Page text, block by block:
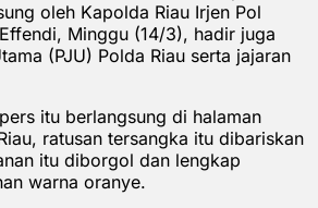
oleh Kapolda Riau Irjen Pol
Minggu (14/3), hadir juga
(PJU) Polda Riau serta jajaran
itu berlangsung di halaman
ratusan tersangka itu dibariskan
itu diborgol dan lengkap
warna oranye.